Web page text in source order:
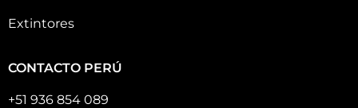
Extintores
CONTACTO PERÚ
+51 936 854 089